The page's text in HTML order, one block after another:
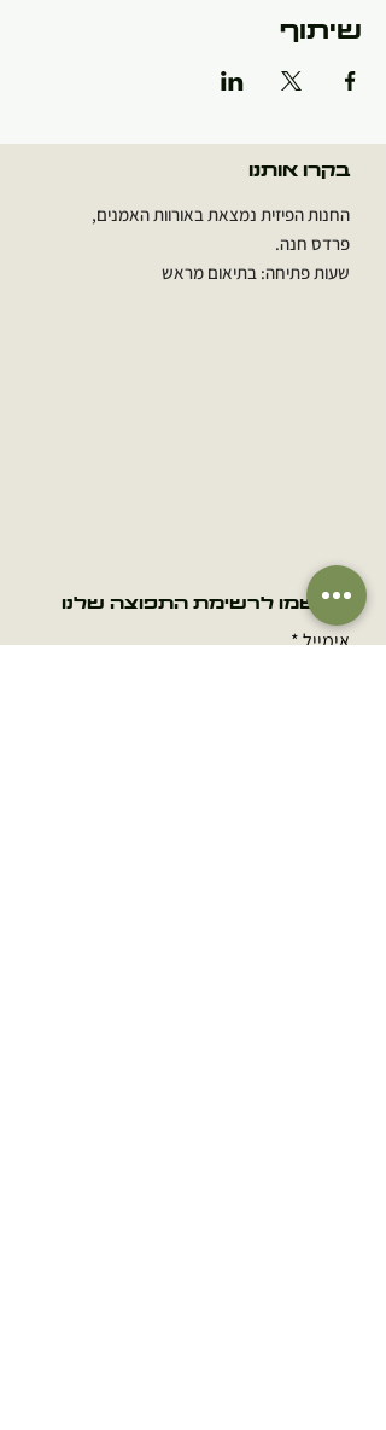
שיתוף
בקרו אותנו
החנות הפיזית נמצאת באורוות האמנים,
פרדס חנה.
שעות פתיחה: בתיאום מראש
הירשמו לרשימת התפוצה שלנו
אימייל